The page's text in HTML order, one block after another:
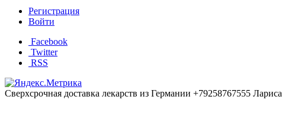
Регистрация
Войти
Facebook
Twitter
RSS
Сверхсрочная доставка лекарств из Германии +79258767555 Лариса